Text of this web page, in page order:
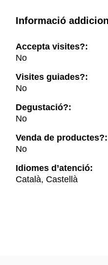
Informació
Accepta visites?:
No
Visites guiades?:
No
Degustació?:
No
Venda de productes?:
No
Idiomes d’atenció:
Català, Castellà